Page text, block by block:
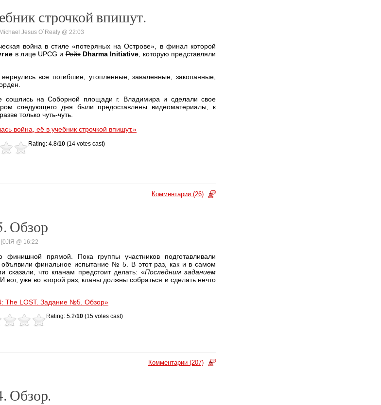
строчкой впишут.
Michael Jesus O`Realy @ 22:03
война в стиле «потеряных на Острове», в финал которой
в лице UPCG иРейх Dharma Initiative, которую представляли
все погибшие, утопленные, заваленные, закопанные,
на Соборной площади г. Владимира и сделали свое
следующего дня были предоставлены видеоматериалы, к
только чуть-чуть.
война, её в учебник строчкой впишут.»
Rating: 4.8/10 (14 votes cast)
Комментарии (26)
Обзор
|{0JIЯ @ 16:22
прямой. Пока группы участников подготавливали
объявили финальное испытание № 5. В этот раз, как и в самом
сказали, что кланам предстоит делать: «Последним заданием
вот, уже во второй раз, кланы должны собраться и сделать нечто
The LOST. Задание №5. Обзор»
Rating: 5.2/10 (15 votes cast)
Комментарии (207)
Обзор.